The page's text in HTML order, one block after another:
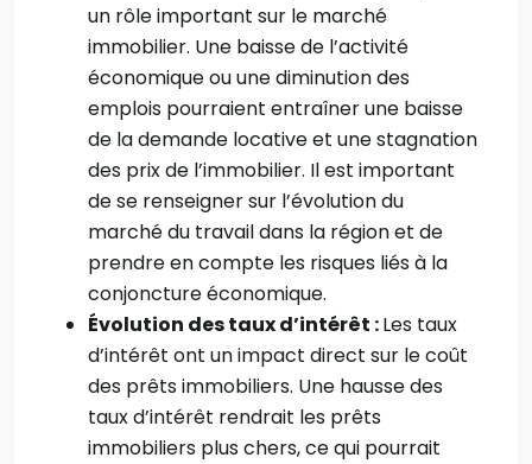
un rôle important sur le marché
immobilier. Une baisse de l’activité
économique ou une diminution des
emplois pourraient entraîner une baisse
de la demande locative et une stagnation
des prix de l’immobilier. Il est important
de se renseigner sur l’évolution du
marché du travail dans la région et de
prendre en compte les risques liés à la
conjoncture économique.
Évolution des taux d’intérêt :Les taux
d’intérêt ont un impact direct sur le coût
des prêts immobiliers. Une hausse des
taux d’intérêt rendrait les prêts
immobiliers plus chers, ce qui pourrait